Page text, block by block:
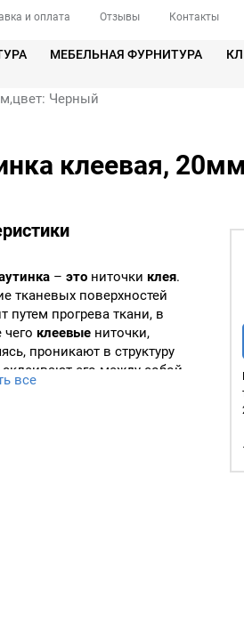
и оплата Отзывы Контакты
МЕБЕЛЬНАЯ ФУРНИТУРА
Черный
клеевая,
–это ниточки клея.
тканевых поверхностей
путем прогрева ткани, в
чего клеевые ниточки,
проникают в структуру
его между собой.
все